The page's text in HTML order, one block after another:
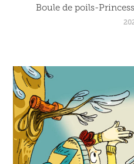
Boule de poils-